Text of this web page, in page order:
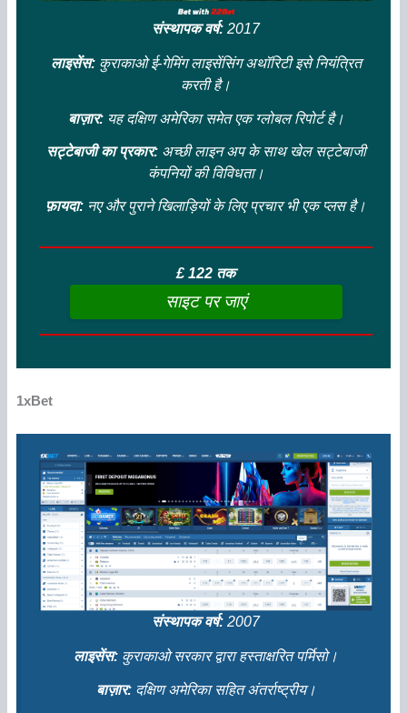
संस्थापक वर्ष: 2017
लाइसेंस: कुराकाओ ई-गेमिंग लाइसेंसिंग अथॉरिटी इसे नियंत्रित
करती है।
बाज़ार:यह दक्षिण अमेरिका समेत एक ग्लोबल रिपोर्ट है।
सट्टेबाजी का प्रकार: अच्छी लाइन अप के साथ खेल सट्टेबाजी
कंपनियों की विविधता।
फ़ायदा: नए और पुराने खिलाड़ियों के लिए प्रचार भी एक प्लस है।
£ 122 तक
साइट पर जाएं
1xBet
संस्थापक वर्ष: 2007
लाइसेंस: कुराकाओ सरकार द्वारा हस्ताक्षरित पर्मिसो।
बाज़ार:दक्षिण अमेरिका सहित अंतर्राष्ट्रीय।